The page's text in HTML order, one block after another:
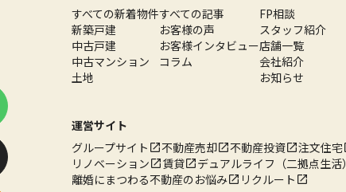
すべての新着物件
新築戸建
中古戸建
中古マンション
土地
すべての記事
お客様の声
お客様インタビュー
コラム
FP相談
スタッフ紹介
店舗一覧
会社紹介
お知らせ
運営サイト
グループサイト
不動産売却 不動産投資
注文住宅
リノベーション
賃貸
デュアルライフ（二拠点生活）
離婚にまつわる不動産のお悩み
リクルート